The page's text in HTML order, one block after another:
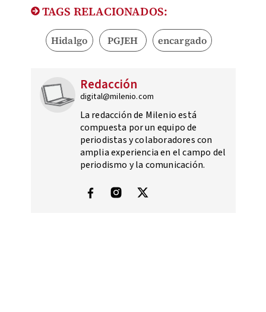
TAGS RELACIONADOS:
Hidalgo PGJEH encargado
Redacción
digital@milenio.com
La redacción de Milenio está
compuesta por un equipo de
periodistas y colaboradores con
amplia experiencia en el campo del
periodismo y la comunicación.